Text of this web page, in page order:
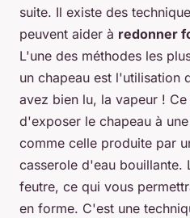
suite. Il existe des
peuvent aider à redonner
L'une des méthodes les
un chapeau est l'utilisation
avez bien lu, la vapeur !
d'exposer le chapeau à
comme celle produite par
casserole d'eau bouillante.
feutre, ce qui vous
en forme. C'est une